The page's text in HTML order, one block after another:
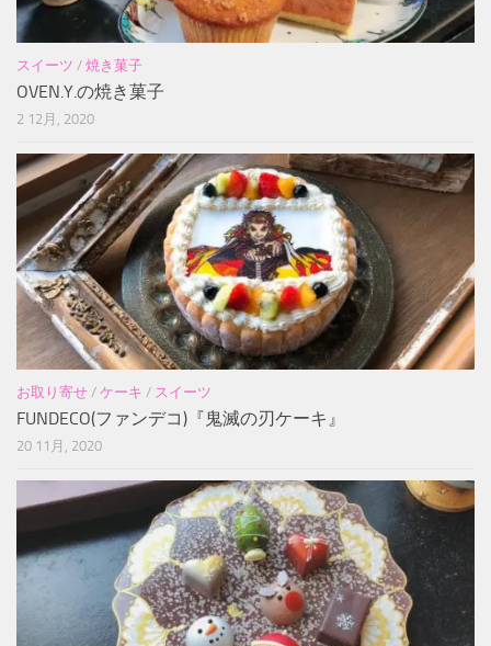
スイーツ / 焼き菓子
OVEN.Y.の焼き菓子
2 12月, 2020
お取り寄せ / ケーキ / スイーツ
FUNDECO(ファンデコ)『鬼滅の刃ケーキ』
20 11月, 2020